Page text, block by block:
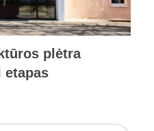
plėtra
etapas